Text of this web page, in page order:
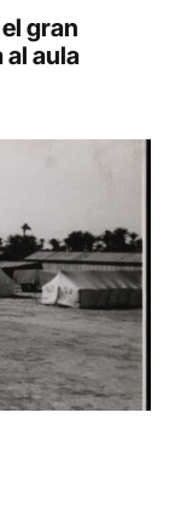
gran
al aula